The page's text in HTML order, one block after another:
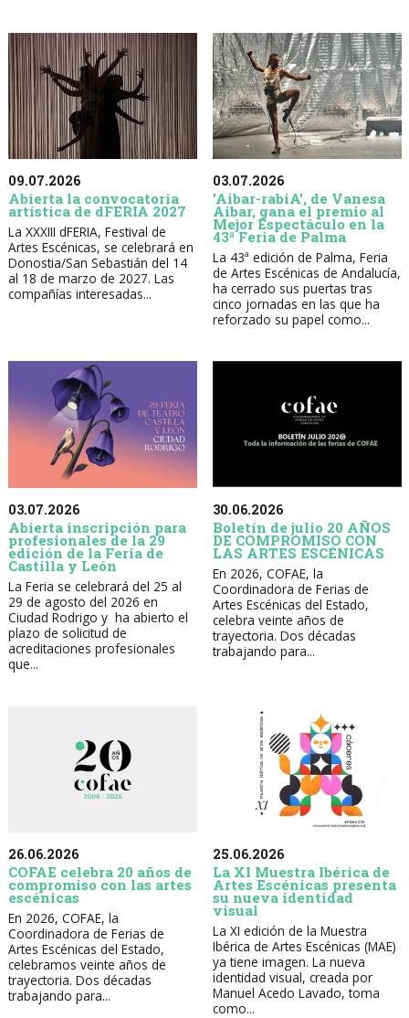
09.07.2026
Abierta la convocatoria
artística de dFERIA 2027
La XXXIII dFERIA, Festival de
Artes Escénicas, se celebrará en
Donostia/San Sebastián del 14
al 18 de marzo de 2027. Las
compañías interesadas...
03.07.2026
'Aibar-rabiA', de Vanesa
Aibar, gana el premio al
Mejor Espectáculo en la
43ª Feria de Palma
La 43ª edición de Palma, Feria
de Artes Escénicas de Andalucía,
ha cerrado sus puertas tras
cinco jornadas en las que ha
reforzado su papel como...
03.07.2026
Abierta inscripción para
profesionales de la 29
edición de la Feria de
Castilla y León
La Feria se celebrará del 25 al
29 de agosto del 2026 en
Ciudad Rodrigo y ha abierto el
plazo de solicitud de
acreditaciones profesionales
que...
30.06.2026
Boletín de julio 20 AÑOS
DE COMPROMISO CON
LAS ARTES ESCÉNICAS
En 2026, COFAE, la
Coordinadora de Ferias de
Artes Escénicas del Estado,
celebra veinte años de
trayectoria. Dos décadas
trabajando para...
26.06.2026
COFAE celebra 20 años de
compromiso con las artes
escénicas
En 2026, COFAE, la
Coordinadora de Ferias de
Artes Escénicas del Estado,
celebramos veinte años de
trayectoria. Dos décadas
trabajando para...
25.06.2026
La XI Muestra Ibérica de
Artes Escénicas presenta
su nueva identidad
visual
La XI edición de la Muestra
Ibérica de Artes Escénicas (MAE)
ya tiene imagen. La nueva
identidad visual, creada por
Manuel Acedo Lavado, toma
como...